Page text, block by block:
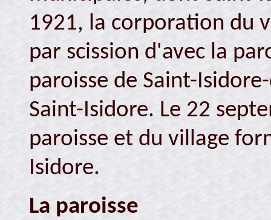
1921, la corporation du
par scission d'avec la
paroisse de Saint-
Saint-Isidore. Le 22
paroisse et du village
Isidore.
La paroisse